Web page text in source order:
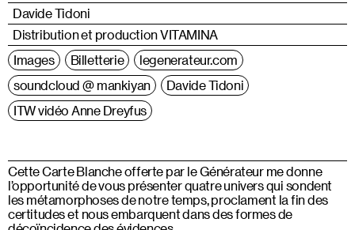
Davide Tidoni
Distribution et production VITAMINA
Images
Billetterie
legenerateur.com
soundcloud @ mankiyan
Davide Tidoni
ITW vidéo Anne Dreyfus
Cette Carte Blanche offerte par le Générateur me donne
l’opportunité de vous présenter quatre univers qui sondent
les métamorphoses de notre temps, proclament la fin des
certitudes et nous embarquent dans des formes de